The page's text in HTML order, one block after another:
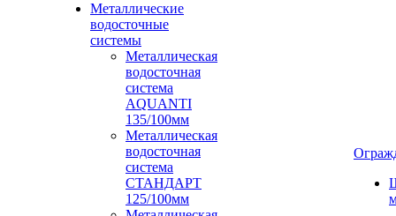
Металлические
водосточные
системы
Металлическая
водосточная
система
AQUANTI
135/100мм
Металлическая
водосточная
система
СТАНДАРТ
125/100мм